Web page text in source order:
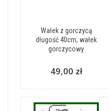
Wałek z gorczycą
długość 40cm, wałek
gorczycowy
49,00 zł